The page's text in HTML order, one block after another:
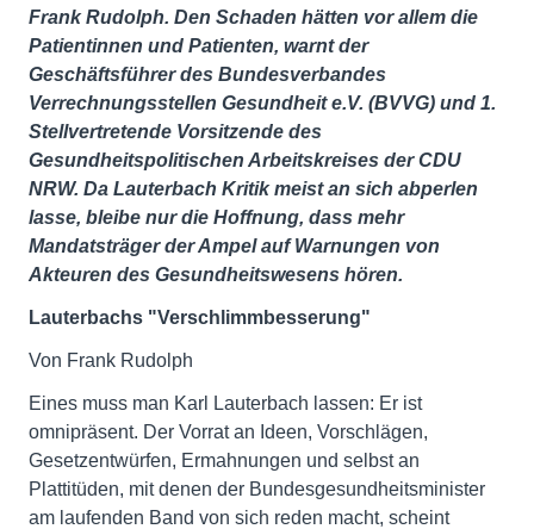
Frank Rudolph. Den Schaden hätten vor allem die
Patientinnen und Patienten, warnt der
Geschäftsführer des Bundesverbandes
Verrechnungsstellen Gesundheit e.V. (BVVG) und 1.
Stellvertretende Vorsitzende des
Gesundheitspolitischen Arbeitskreises der CDU
NRW. Da Lauterbach Kritik meist an sich abperlen
lasse, bleibe nur die Hoffnung, dass mehr
Mandatsträger der Ampel auf Warnungen von
Akteuren des Gesundheitswesens hören.
Lauterbachs "Verschlimmbesserung"
Von Frank Rudolph
Eines muss man Karl Lauterbach lassen: Er ist
omnipräsent. Der Vorrat an Ideen, Vorschlägen,
Gesetzentwürfen, Ermahnungen und selbst an
Plattitüden, mit denen der Bundesgesundheitsminister
am laufenden Band von sich reden macht, scheint